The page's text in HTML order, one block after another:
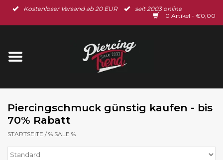
Kostenloser Versand ab 20 EUR
seit 2003 online
0 Artikel - €0,00
Startseite
Ohrschmuck
Gutscheine
Piercingschmuck günstig kaufen - bis
70% Rabatt
STARTSEITE /% SALE %